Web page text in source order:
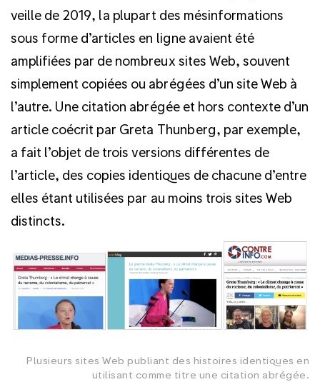
veille de 2019, la plupart des mésinformations
sous forme d’articles en ligne avaient été
amplifiées par de nombreux sites Web, souvent
simplement copiées ou abrégées d’un site Web à
l’autre. Une citation abrégée et hors contexte d’un
article coécrit par Greta Thunberg, par exemple,
a fait l’objet de trois versions différentes de
l’article, des copies identiques de chacune d’entre
elles étant utilisées par au moins trois sites Web
distincts.
Plusieurs sites Web publiant des histoires identiques en
utilisant comme titre une citation abrégée.